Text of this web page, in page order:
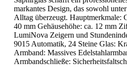
markantes Design, das sowohl
Alltag überzeugt. Hauptmerkmale:
40 mm Gehäusehöhe: ca. 12 mm
LumiNova Zeigern und
9015 Automatik, 24 Steine Glas:
Armband: Massives
Armbandschließe: